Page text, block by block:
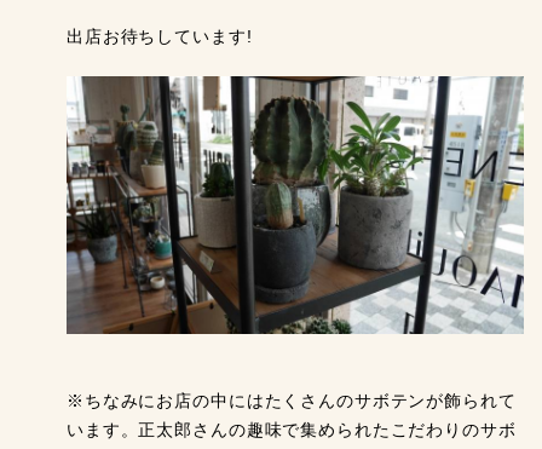
出店お待ちしています!
※ちなみにお店の中にはたくさんのサボテンが飾られて
います。正太郎さんの趣味で集められたこだわりのサボ